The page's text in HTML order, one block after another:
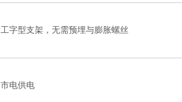
工字型支架，无需预埋与膨胀螺丝
市电供电